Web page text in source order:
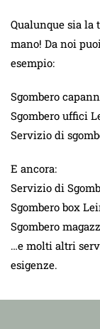
Qualunque sia la
mano! Da noi
esempio:
Sgombero
Sgombero uffici
Servizio di
E ancora:
Servizio di
Sgombero box
Sgombero
…e molti altri
esigenze.